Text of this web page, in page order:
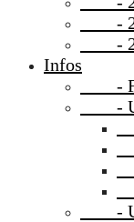
-
-
Infos
-
-
-